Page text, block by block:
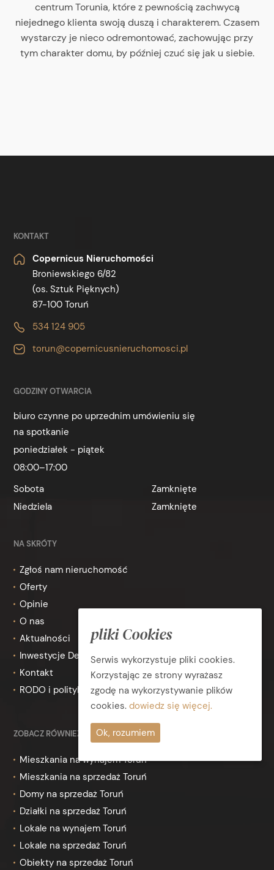
centrum Torunia, które z pewnością zachwycą
niejednego klienta swoją duszą i charakterem. Czasem
wystarczy je nieco odremontować, zachowując przy
tym charakter domu, by później czuć się jak u siebie.
KONTAKT
Copernicus Nieruchomości
Broniewskiego 6/82
(os. Sztuk Pięknych)
87-100 Toruń
534 124 905
torun@copernicusnieruchomosci.pl
GODZINY OTWARCIA
biuro czynne po uprzednim umówieniu się
na spotkanie
poniedziałek - piątek
08:00–17:00
Sobota
Zamknięte
Niedziela
Zamknięte
NA SKRÓTY
Zgłoś nam nieruchomość
Oferty
Opinie
O nas
Aktualności
Inwestycje Deweloperskie
Kontakt
RODO i polityka prywatności
ZOBACZ RÓWNIEŻ
Mieszkania na wynajem Toruń
Mieszkania na sprzedaż Toruń
Domy na sprzedaż Toruń
Działki na sprzedaż Toruń
Lokale na wynajem Toruń
Lokale na sprzedaż Toruń
Obiekty na sprzedaż Toruń
pliki Cookies
Serwis wykorzystuje pliki cookies.
Korzystając ze strony wyrażasz
zgodę na wykorzystywanie plików
cookies. dowiedz się więcej.
Ok, rozumiem